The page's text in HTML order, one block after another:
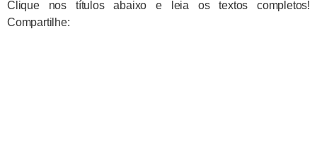
Clique nos títulos abaixo e leia os textos completos!
Compartilhe: